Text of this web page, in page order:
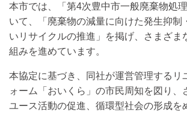
本市では、「第4次豊中市一般廃棄物処
いて、「廃棄物の減量に向けた発生抑制
いリサイクルの推進」を掲げ、さまざま
組みを進めています。
本協定に基づき、同社が運営管理するリ
ォーム「おいくら」の市民周知を図り、
ユース活動の促進、循環型社会の形成を